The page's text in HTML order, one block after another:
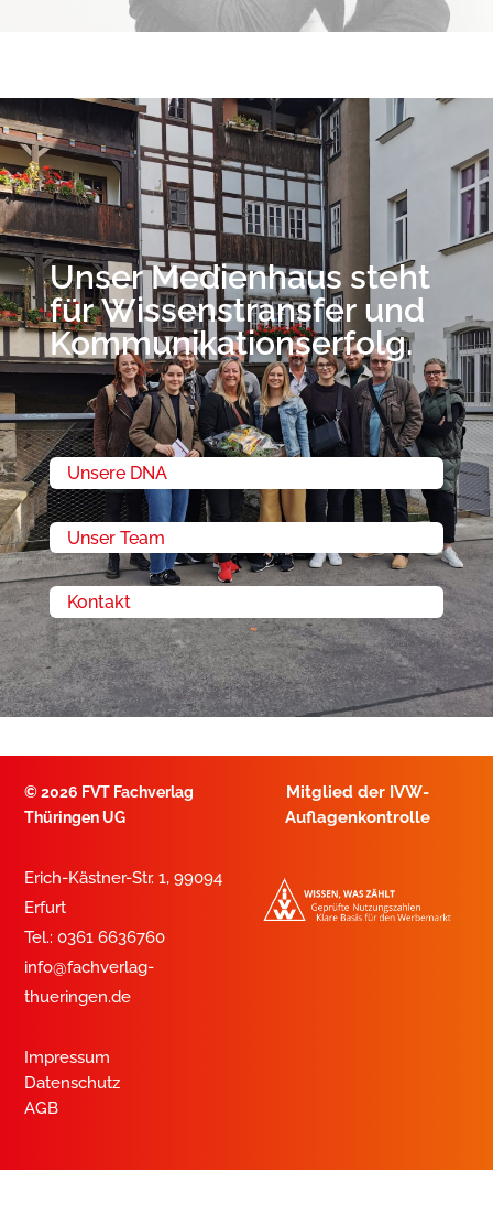
s
Unser Medienhaus steht
für Wissenstransfer und
Kommunikationserfolg.
Unsere DNA
Unser Team
Kontakt
©2026 FVT Fachverlag
Thüringen UG
Erich-Kästner-Str. 1, 99094
Erfurt
Tel.: 0361 6636760
info@fachverlag-
thueringen.de
Impressum
Datenschutz
AGB
Mitglied der IVW-
Auflagenkontrolle